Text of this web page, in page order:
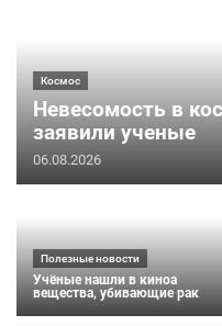
Космос
Невесомость в
заявили ученые
06.08.2026
Полезные новости
Учёные нашли в киноа
вещества, убивающие рак